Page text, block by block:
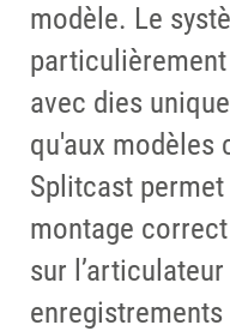
modèle. Le
avec dies
qu'aux modèles
Splitcast
montage
sur